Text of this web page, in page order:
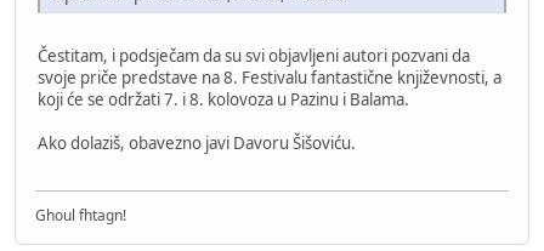
Čestitam, i podsječam da su svi objavljeni autori pozvani da
svoje priče predstave na 8. Festivalu fantastične književnosti, a
koji će se održati 7. i 8. kolovoza u Pazinu i Balama.
Ako dolaziš, obavezno javi Davoru Šišoviću.
Ghoul fhtagn!